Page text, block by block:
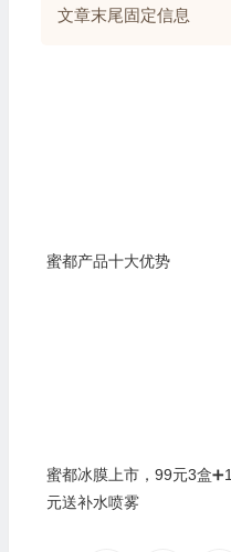
文章末尾固定信息
蜜都产品十大优势
蜜都冰膜上市，99元3盒➕1
元送补水喷雾